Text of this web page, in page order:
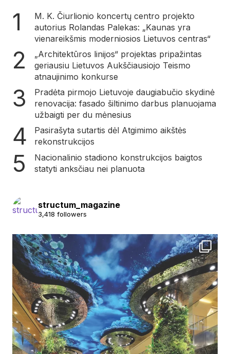
M. K. Čiurlionio koncertų centro projekto
autorius Rolandas Palekas: „Kaunas yra
vienareikšmis moderniosios Lietuvos centras“
„Architektūros linijos“ projektas pripažintas
geriausiu Lietuvos Aukščiausiojo Teismo
atnaujinimo konkurse
Pradėta pirmojo Lietuvoje daugiabučio skydinė
renovacija: fasado šiltinimo darbus planuojama
užbaigti per du mėnesius
Pasirašyta sutartis dėl Atgimimo aikštės
rekonstrukcijos
Nacionalinio stadiono konstrukcijos baigtos
statyti anksčiau nei planuota
structum_magazine
3,418 followers